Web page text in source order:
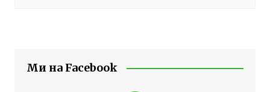
Ми на Facebook